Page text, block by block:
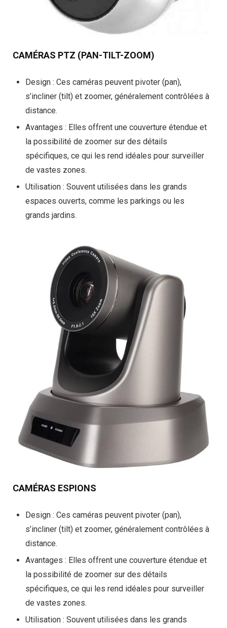
CAMÉRAS PTZ (PAN-TILT-ZOOM)
Design : Ces caméras peuvent pivoter (pan),
s’incliner (tilt) et zoomer, généralement contrôlées à
distance.
Avantages : Elles offrent une couverture étendue et
la possibilité de zoomer sur des détails
spécifiques, ce qui les rend idéales pour surveiller
de vastes zones.
Utilisation : Souvent utilisées dans les grands
espaces ouverts, comme les parkings ou les
grands jardins.
CAMÉRAS ESPIONS
Design : Ces caméras peuvent pivoter (pan),
s’incliner (tilt) et zoomer, généralement contrôlées à
distance.
Avantages : Elles offrent une couverture étendue et
la possibilité de zoomer sur des détails
spécifiques, ce qui les rend idéales pour surveiller
de vastes zones.
Utilisation : Souvent utilisées dans les grands